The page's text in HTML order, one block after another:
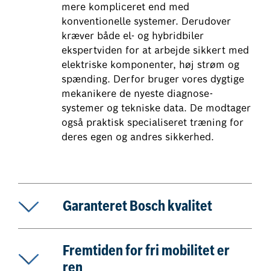
mere kompliceret end med
konventionelle systemer. Derudover
kræver både el- og hybridbiler
ekspertviden for at arbejde sikkert med
elektriske komponenter, høj strøm og
spænding. Derfor bruger vores dygtige
mekanikere de nyeste diagnose-
systemer og tekniske data. De modtager
også praktisk specialiseret træning for
deres egen og andres sikkerhed.
Garanteret Bosch kvalitet
Fremtiden for fri mobilitet er